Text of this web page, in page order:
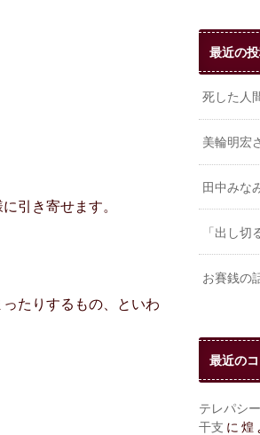
引き寄せます。
たりするもの、といわ
最近の
死した人
美輪明宏
田中みな
「出し
お賽銭の
最近の
テレパシ
干支 に 煌